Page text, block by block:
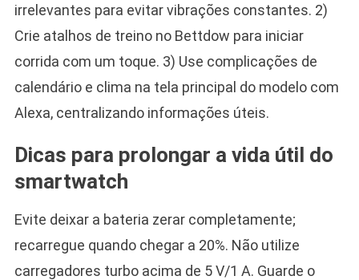
irrelevantes para evitar vibrações constantes. 2)
Crie atalhos de treino no Bettdow para iniciar
corrida com um toque. 3) Use complicações de
calendário e clima na tela principal do modelo com
Alexa, centralizando informações úteis.
Dicas para prolongar a vida útil do
smartwatch
Evite deixar a bateria zerar completamente;
recarregue quando chegar a 20%. Não utilize
carregadores turbo acima de 5 V/1 A. Guarde o